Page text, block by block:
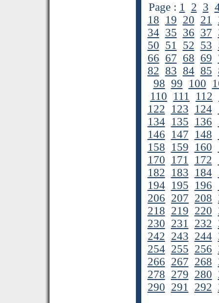
Page : 1 2 3
18 19 20 21
34 35 36 37
50 51 52 53
66 67 68 69
82 83 84 85
98 99 100
110 111 112
122 123 124
134 135 136
146 147 148
158 159 160
170 171 172
182 183 184
194 195 196
206 207 208
218 219 220
230 231 232
242 243 244
254 255 256
266 267 268
278 279 280
290 291 292